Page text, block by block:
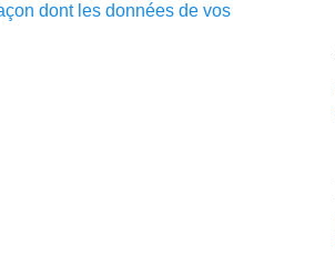
dont les données de vos